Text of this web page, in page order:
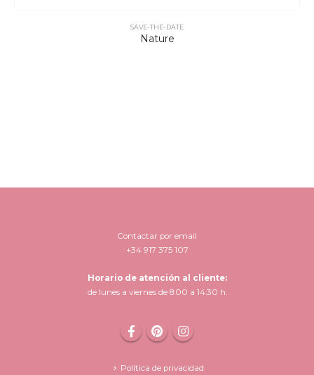
SAVE-THE-DATE
Nature
Contactar por email
+34 917 375 107
Horario de atención al cliente:
de lunes a viernes de 8:00 a 14:30 h.
Política de privacidad